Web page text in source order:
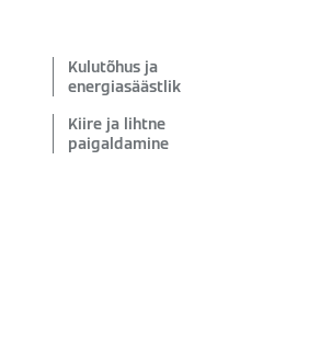
Kulutõhus ja
energiasäästlik
Kiire ja lihtne
paigaldamine